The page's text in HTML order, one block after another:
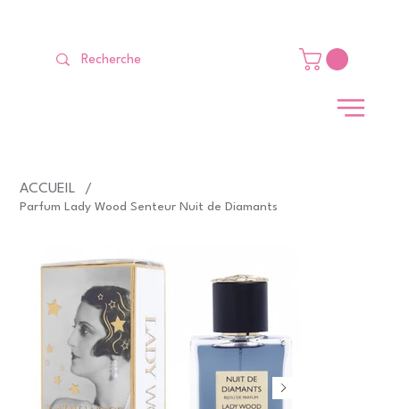
ACCUEIL /
Parfum Lady Wood Senteur Nuit de Diamants